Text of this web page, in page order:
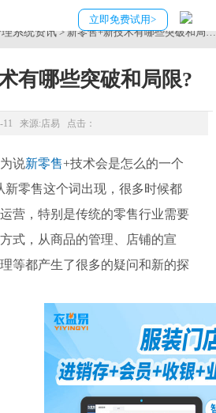
立即免费试用>
系统资讯> 新零售+新技术有哪些突破和局
有哪些突破和局限?
11 来源:店易 点击：
说新零售+技术会是怎么的一个
新零售这个词出现，很多时候都
营，特别是传统的零售行业需要
式，从商品的管理、店铺的宣
等都产生了很多的疑问和新的探